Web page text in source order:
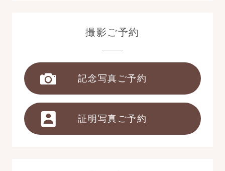
撮影ご予約
記念写真ご予約
証明写真ご予約